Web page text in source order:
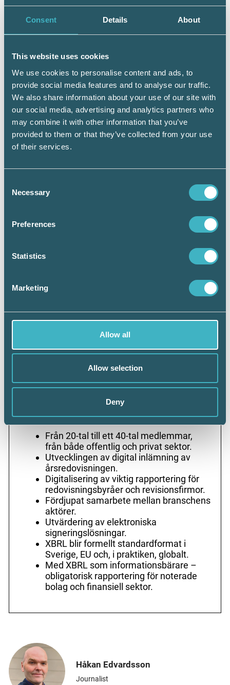
Consent Details About
This website uses cookies
We use cookies to personalise content and ads, to
provide social media features and to analyse our traffic.
We also share information about your use of our site with
our social media, advertising and analytics partners who
may combine it with other information that you’ve
provided to them or that they’ve collected from your use
of their services.
Selection
Necessary
Preferences
Statistics
Marketing
Allow all
Allow selection
Deny
digitaliseringen naturlig, säger Björn Rydberg
och konstaterar:
rapporteringsflöden mellan företag och
mellan till exempel
företag/redovisningskonsulter/revisorer
utformas på ett sätt som gör hanteringen
automatisk, kvalitetssäkrad och snabb. Det
känns faktiskt lite stort att ha lämnat sitt
bidrag till det.
medlemmar att vidareutveckla och effektivisera sina
processer för att leverera ännu större kundnytta. De
digitala lösningarna är på plats, säger Björn Rydberg.
XBRL-milstolpar, exempel sedan
2011:
Från 20-tal till ett 40-tal medlemmar,
från både offentlig och privat sektor.
Utvecklingen av digital inlämning av
årsredovisningen.
Digitalisering av viktig rapportering för
redovisningsbyråer och revisionsfirmor.
Fördjupat samarbete mellan branschens
aktörer.
Utvärdering av elektroniska
signeringslösningar.
XBRL blir formellt standardformat i
Sverige, EU och, i praktiken, globalt.
Med XBRL som informationsbärare –
obligatorisk rapportering för noterade
bolag och finansiell sektor.
Håkan Edvardsson
Journalist